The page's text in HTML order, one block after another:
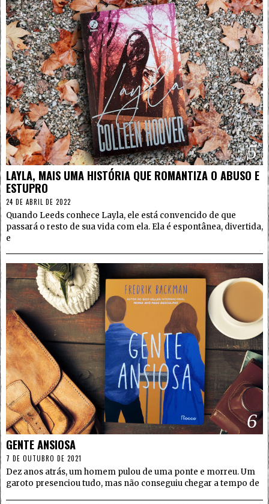
5
LAYLA, MAIS UMA HISTÓRIA QUE ROMANTIZA O ABUSO E
ESTUPRO
24 DE ABRIL DE 2022
Quando Leeds conhece Layla, ele está convencido de que
passará o resto de sua vida com ela. Ela é espontânea, divertida,
e
6
GENTE ANSIOSA
7 DE OUTUBRO DE 2021
Dez anos atrás, um homem pulou de uma ponte e morreu. Um
garoto presenciou tudo, mas não conseguiu chegar a tempo de